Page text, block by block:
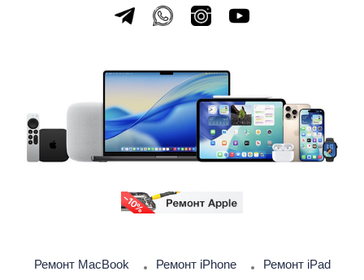
Ремонт MacBook Ремонт iPhone
Ремонт iPad